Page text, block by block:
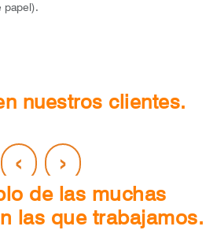
papel).
nuestros clientes.
‹ ›
de las muchas
las que trabajamos.